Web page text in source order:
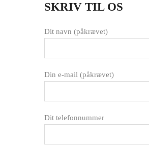
SKRIV TIL OS
Dit navn (påkrævet)
Din e-mail (påkrævet)
Dit telefonnummer